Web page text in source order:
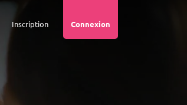
Connexion
Inscription